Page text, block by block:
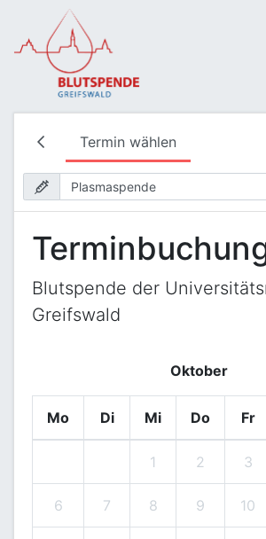
Termin wählen
Blutspende der
Greifswald
Oktober
Mo Di Mi Do Fr
1 2 3
6 7 8 9 10